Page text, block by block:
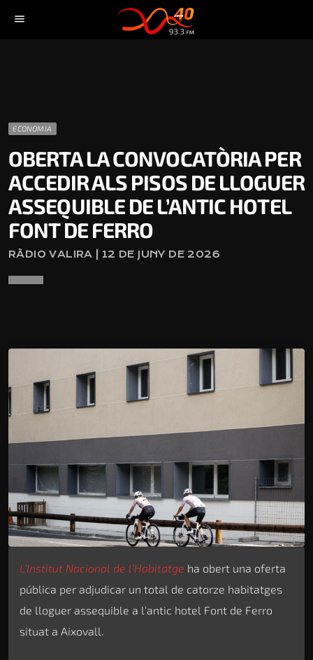
menu
ECONOMIA
OBERTA LA CONVOCATÒRIA PER
ACCEDIR ALS PISOS DE LLOGUER
ASSEQUIBLE DE L’ANTIC HOTEL
FONT DE FERRO
RÀDIO VALIRA | 12 DE JUNY DE 2026
L’Institut Nacional de l’Habitatge ha obert una oferta
pública per adjudicar un total de catorze habitatges
de lloguer assequible a l’antic hotel Font de Ferro
situat a Aixovall.